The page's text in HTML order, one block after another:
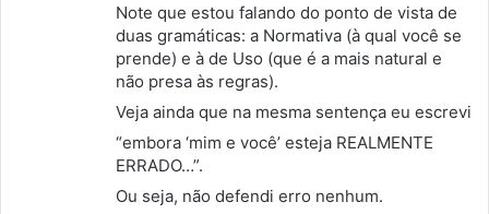
Note que estou falando do ponto de vista de
duas gramáticas: a Normativa (à qual você se
prende) e à de Uso (que é a mais natural e
não presa às regras).
Veja ainda que na mesma sentença eu escrevi
“embora ‘mim e você’ esteja REALMENTE
ERRADO…”.
Ou seja, não defendi erro nenhum.